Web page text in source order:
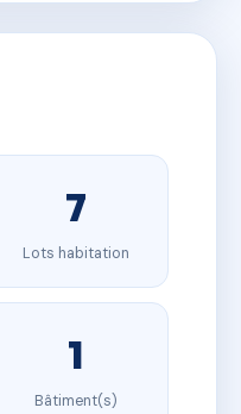
7
Lots habitation
1
Bâtiment(s)